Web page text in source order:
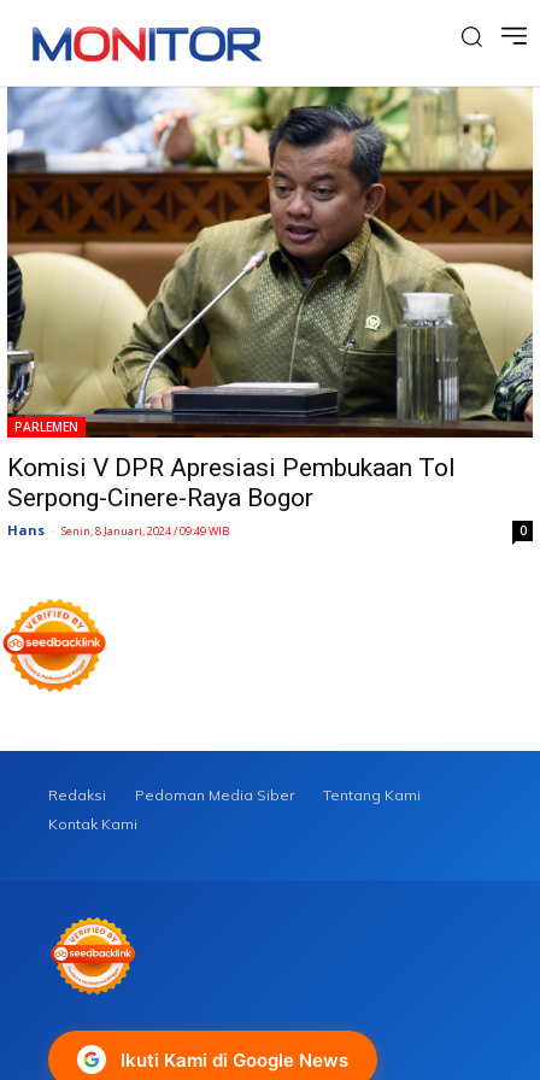
Tag: Tol Serpong – Cinere
PARLEMEN
Komisi V DPR Apresiasi Pembukaan Tol
Serpong-Cinere-Raya Bogor
Hans - Senin, 8 Januari, 2024 / 09:49 WIB 0
Redaksi Pedoman Media Siber
Tentang Kami
Kontak Kami
Ikuti Kami di Google News